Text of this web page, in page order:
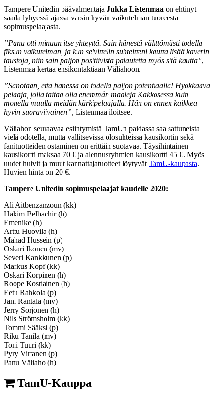
Tampere Unitedin päävalmentaja Jukka Listenmaa on ehtinyt
saada lyhyessä ajassa varsin hyvän vaikutelman tuoreesta
sopimuspelaajasta.
”Panu otti minuun itse yhteyttä. Sain hänestä välittömästi todella
fiksun vaikutelman, ja kun selvittelin suhteitteni kautta lisää kaverin
taustoja, niin sain paljon positiivista palautetta myös sitä kautta”,
Listenmaa kertaa ensikontaktiaan Väliahoon.
”Sanotaan, että hänessä on todella paljon potentiaalia! Hyökkäävä
pelaaja, jolla taitaa olla enemmän maaleja Kakkosessa kuin
monella muulla meidän kärkipelaajalla. Hän on ennen kaikkea
hyvin suoraviivainen”, Listenmaa iloitsee.
Väliahon seuraavaa esiintymistä TamUn paidassa saa sattuneista
vielä odotella, mutta vallitsevissa olosuhteissa kausikortin sekä
fanituotteiden ostaminen on erittäin suotavaa. Täysihintainen
kausikortti maksaa 70 € ja alennusryhmien kausikortti 45 €. Myös
uudet huivit ja muut kannattajatuotteet löytyvät TamU-kaupasta.
Huvien hinta on 20 €.
Tampere Unitedin sopimuspelaajat kaudelle 2020:
Ali Aitbenzanzoun (kk)
Hakim Belbachir (h)
Emenike (h)
Arttu Huovila (h)
Mahad Hussein (p)
Oskari Ikonen (mv)
Severi Kankkunen (p)
Markus Kopf (kk)
Oskari Korpinen (h)
Roope Kostiainen (h)
Eetu Rahkola (p)
Jani Rantala (mv)
Jerry Sorjonen (h)
Nils Strömsholm (kk)
Tommi Sääksi (p)
Riku Tanila (mv)
Toni Tuuri (kk)
Pyry Virtanen (p)
Panu Väliaho (h)
TamU-Kauppa